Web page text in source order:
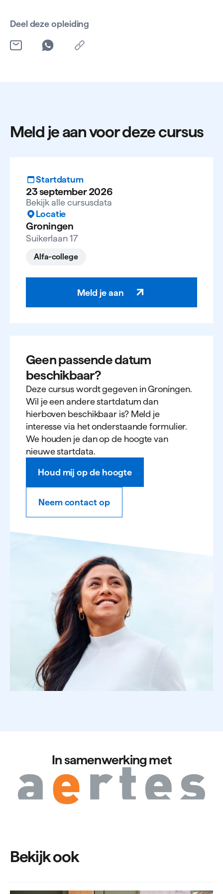
Deel deze opleiding
Meld je aan voor deze cursus
Startdatum
23 september 2026
Bekijk alle cursusdata
Locatie
Groningen
Suikerlaan 17
Alfa-college
Meld je aan
Geen passende datum
beschikbaar?
Deze cursus wordt gegeven in Groningen.
Wil je een andere startdatum dan
hierboven beschikbaar is? Meld je
interesse via het onderstaande formulier.
We houden je dan op de hoogte van
nieuwe startdata.
Houd mij op de hoogte
Neem contact op
In samenwerking met
Bekijk ook